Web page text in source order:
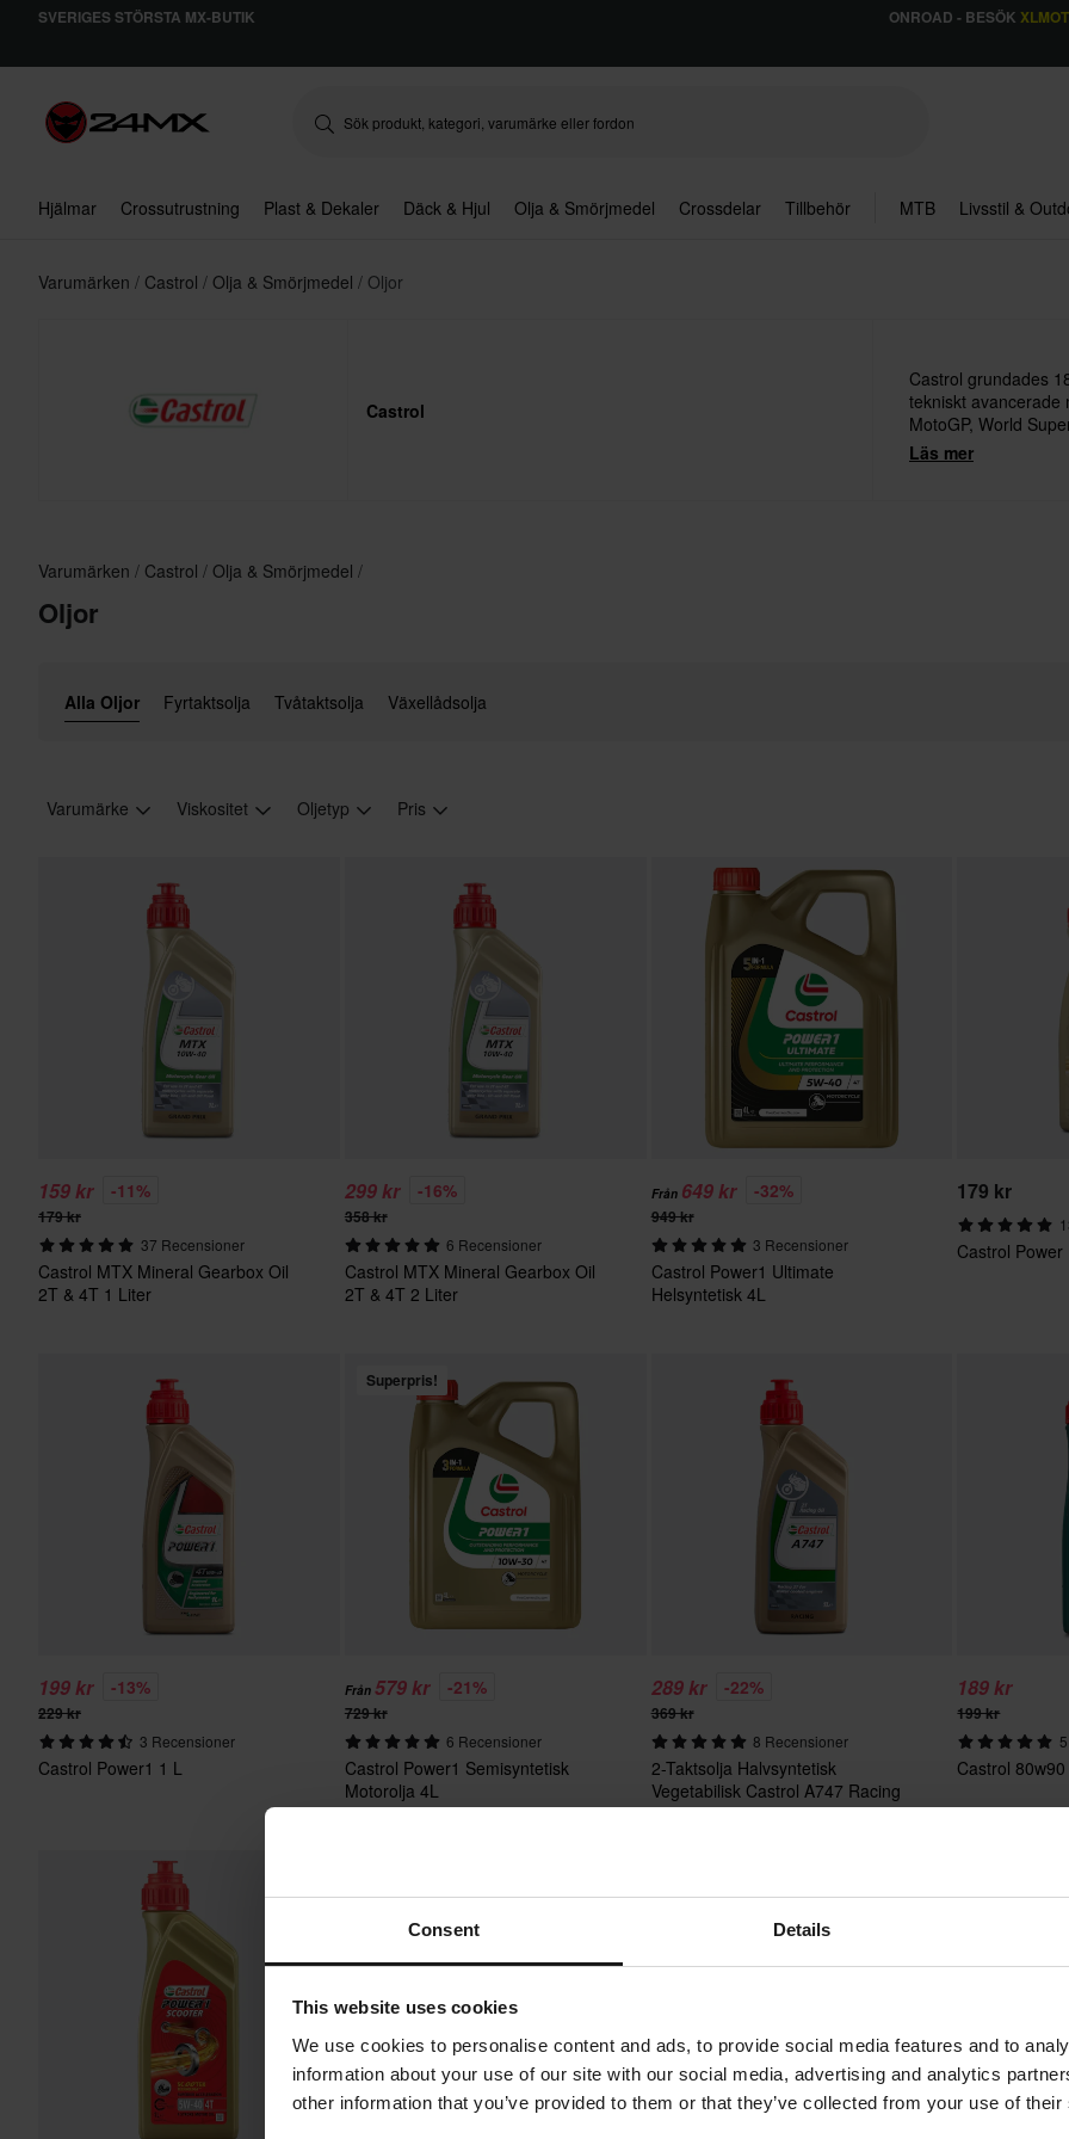
Consent Details
This website uses cookies
We use cookies to personalise content and ads, to provide social media features and to
information about your use of our site with our social media, advertising and analytics
other information that you’ve provided to them or that they’ve collected from your use of
SVERIGES STÖRSTA MX-BUTIK ONROAD - BESÖK
Hjälmar Crossutrustning Plast & Dekaler Däck & Hjul Olja & Smörjmedel Crossdelar Tillbehör MTB Livsstil &
Varumärken Castrol Olja & Smörjmedel Oljor
Castrol
Castrol grundades
tekniskt avancerade
MotoGP, World
Läs mer
Varumärken Castrol Olja & Smörjmedel
Oljor
Alla Oljor Fyrtaktsolja Tvåtaktsolja Växellådsolja
Varumärke Viskositet Oljetyp Pris
159 kr -11%
179 kr
37 Recensioner
Castrol MTX Mineral Gearbox Oil
2T & 4T 1 Liter
299 kr -16%
358 kr
6 Recensioner
Castrol MTX Mineral Gearbox Oil
2T & 4T 2 Liter
Från 649 kr -32%
949 kr
3 Recensioner
Castrol Power1 Ultimate
Helsyntetisk 4L
179 kr
Castrol
199 kr -13%
229 kr
3 Recensioner
Castrol Power1 1 L
Superpris!
Från 579 kr -21%
729 kr
6 Recensioner
Castrol Power1 Semisyntetisk
Motorolja 4L
289 kr -22%
369 kr
8 Recensioner
2-Taktsolja Halvsyntetisk
Vegetabilisk Castrol A747 Racing
1L
189 kr
199 kr
Castrol